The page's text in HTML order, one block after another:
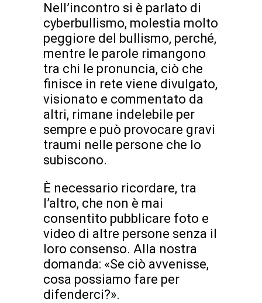
Nell’incontro si è parlato di
cyberbullismo, molestia molto
peggiore del bullismo, perché,
mentre le parole rimangono
tra chi le pronuncia, ciò che
finisce in rete viene divulgato,
visionato e commentato da
altri, rimane indelebile per
sempre e può provocare gravi
traumi nelle persone che lo
subiscono.
È necessario ricordare, tra
l’altro, che non è mai
consentito pubblicare foto e
video di altre persone senza il
loro consenso. Alla nostra
domanda: «Se ciò avvenisse,
cosa possiamo fare per
difenderci?».